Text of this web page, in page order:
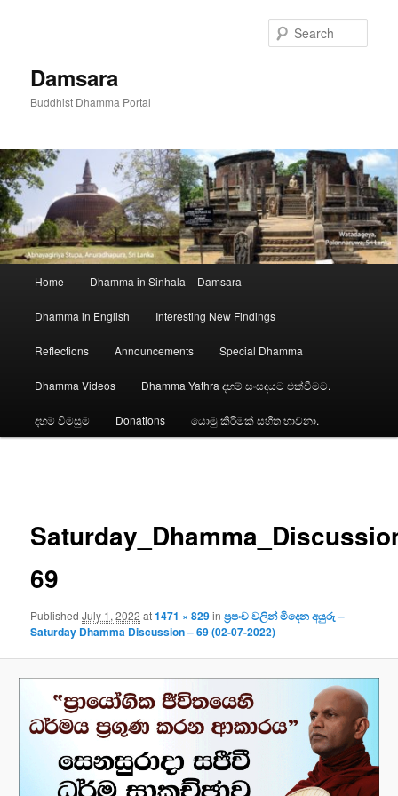
Damsara
Buddhist Dhamma Portal
Home Dhamma in Sinhala – Damsara
Dhamma in English Interesting New Findings
Reflections Announcements Special Dhamma
Dhamma Videos Dhamma Yathra දහම් සංසදයට එක්වීමට.
දහම් විමසුම Donations යොමු කිරීමක් සහිත භාවනා.
69
PublishedJuly 1, 2022 at1471 × 829inප්‍රපංච වලින් මිදෙන අයුරු –
Saturday Dhamma Discussion – 69 (02-07-2022)